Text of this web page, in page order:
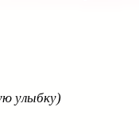
улыбку)